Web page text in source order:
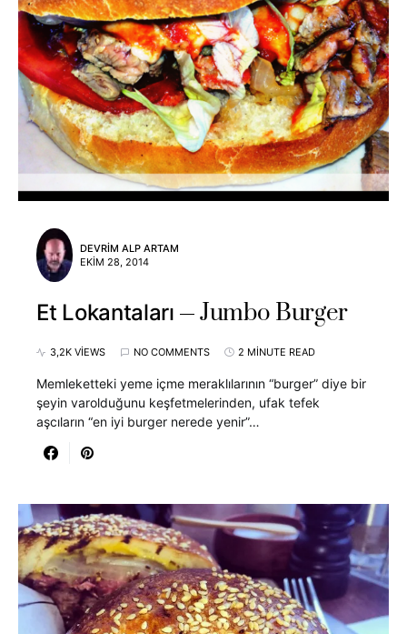
DEVRIM ALP ARTAM
EKIM 28, 2014
Et Lokantaları Jumbo Burger
3,2K VIEWS NO COMMENTS 2 MINUTE READ
Memleketteki yeme içme meraklılarının “burger” diye bir
şeyin varolduğunu keşfetmelerinden, ufak tefek
aşcıların “en iyi burger nerede yenir”…